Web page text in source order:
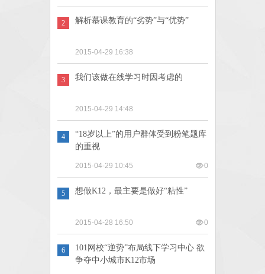
2 解析慕课教育的“劣势”与“优势”
2015-04-29 16:38
3 我们该做在线学习时因考虑的
2015-04-29 14:48
4
“18岁以上”的用户群体受到粉笔题库
的重视
2015-04-29 10:45 0
5 想做K12，最主要是做好“粘性”
2015-04-28 16:50 0
6
101网校“逆势”布局线下学习中心 欲
争夺中小城市K12市场